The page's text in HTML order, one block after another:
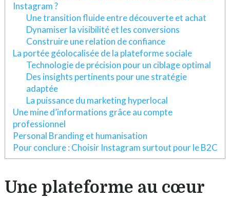
Instagram ?
Une transition fluide entre découverte et achat
Dynamiser la visibilité et les conversions
Construire une relation de confiance
La portée géolocalisée de la plateforme sociale
Technologie de précision pour un ciblage optimal
Des insights pertinents pour une stratégie
adaptée
La puissance du marketing hyperlocal
Une mine d’informations grâce au compte
professionnel
Personal Branding et humanisation
Pour conclure : Choisir Instagram surtout pour le B2C
Une plateforme au cœur